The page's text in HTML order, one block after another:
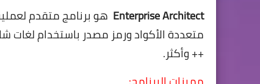
Enterprise Architect هو برنامج متقدم
++ وأكثر.